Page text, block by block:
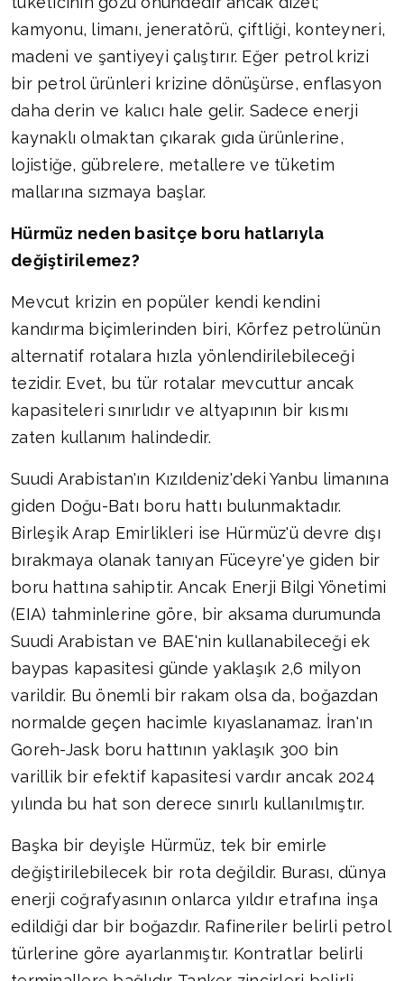
kamyonu, limanı, jeneratörü, çiftliği, konteyneri,
madeni ve şantiyeyi çalıştırır. Eğer petrol krizi
bir petrol ürünleri krizine dönüşürse, enflasyon
daha derin ve kalıcı hale gelir. Sadece enerji
kaynaklı olmaktan çıkarak gıda ürünlerine,
lojistiğe, gübrelere, metallere ve tüketim
mallarına sızmaya başlar.
Hürmüz neden basitçe boru hatlarıyla
değiştirilemez?
Mevcut krizin en popüler kendi kendini
kandırma biçimlerinden biri, Körfez petrolünün
alternatif rotalara hızla yönlendirilebileceği
tezidir. Evet, bu tür rotalar mevcuttur ancak
kapasiteleri sınırlıdır ve altyapının bir kısmı
zaten kullanım halindedir.
Suudi Arabistan'ın Kızıldeniz'deki Yanbu limanına
giden Doğu-Batı boru hattı bulunmaktadır.
Birleşik Arap Emirlikleri ise Hürmüz'ü devre dışı
bırakmaya olanak tanıyan Füceyre'ye giden bir
boru hattına sahiptir. Ancak Enerji Bilgi Yönetimi
(EIA) tahminlerine göre, bir aksama durumunda
Suudi Arabistan ve BAE'nin kullanabileceği ek
baypas kapasitesi günde yaklaşık 2,6 milyon
varildir. Bu önemli bir rakam olsa da, boğazdan
normalde geçen hacimle kıyaslanamaz. İran'ın
Goreh-Jask boru hattının yaklaşık 300 bin
varillik bir efektif kapasitesi vardır ancak 2024
yılında bu hat son derece sınırlı kullanılmıştır.
Başka bir deyişle Hürmüz, tek bir emirle
değiştirilebilecek bir rota değildir. Burası, dünya
enerji coğrafyasının onlarca yıldır etrafına inşa
edildiği dar bir boğazdır. Rafineriler belirli petrol
türlerine göre ayarlanmıştır. Kontratlar belirli